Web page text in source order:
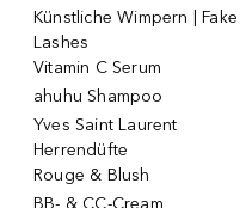
Künstliche Wimpern | Fake
Lashes
Vitamin C Serum
ahuhu Shampoo
Yves Saint Laurent
Herrendüfte
Rouge & Blush
BB- & CC-Cream